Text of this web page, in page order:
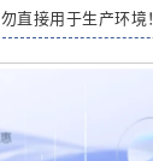
直接用于生产环境！